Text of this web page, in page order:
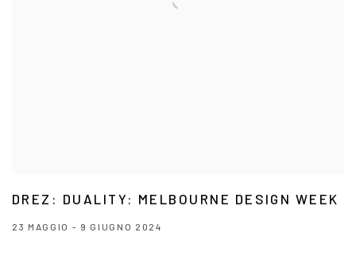
DREZ: DUALITY: MELBOURNE DESIGN WEEK
23 MAGGIO - 9 GIUGNO 2024